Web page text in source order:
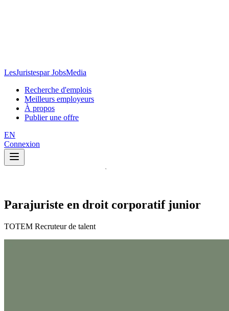
LesJuristespar JobsMedia
Recherche d'emplois
Meilleurs employeurs
À propos
Publier une offre
EN
Connexion
Parajuriste en droit corporatif junior
TOTEM Recruteur de talent